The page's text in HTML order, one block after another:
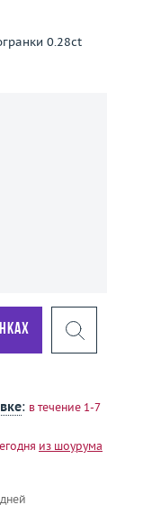
0.28ct
: в течение 1-7
из шоурума